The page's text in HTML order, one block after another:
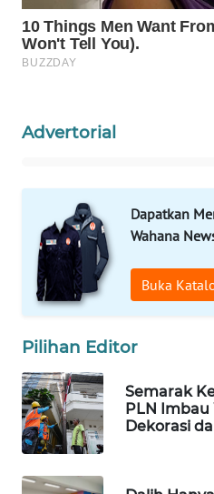
Advertorial
Dapatkan
Wahana
Buka
Pilihan Editor
Semarak
PLN Imbau
Dekorasi
WAHANANEWS
ID
WAHANA
SPORT
WAHANA
UMKM
WAHANA
SELEB
WAHANA
PERSONA